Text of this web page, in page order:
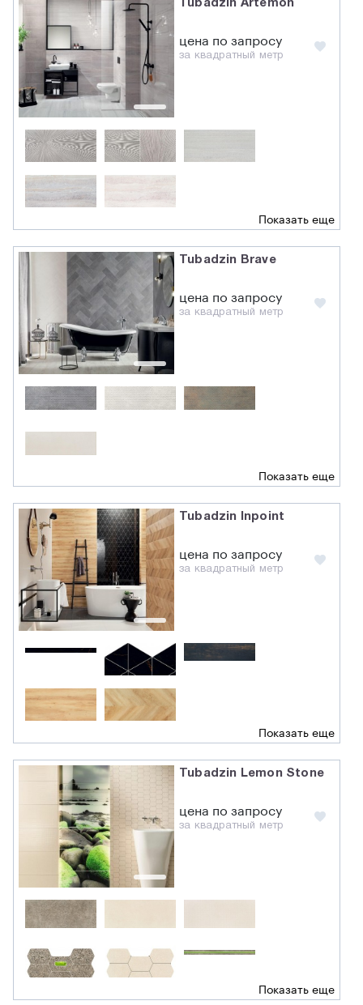
Tubadzin Artemon
цена по запросу
за квадратный метр
Показать еще
Tubadzin Brave
цена по запросу
за квадратный метр
Показать еще
Tubadzin Inpoint
цена по запросу
за квадратный метр
Показать еще
Tubadzin Lemon Stone
цена по запросу
за квадратный метр
Показать еще